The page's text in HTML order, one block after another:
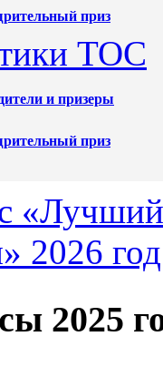
приз
ТОС
и призеры
приз
2026 год
2025